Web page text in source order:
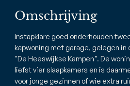
Omschrijving
Instapklare goed onderhouden
kapwoning met garage, gelegen
"De Heeswijkse Kampen". De
liefst vier slaapkamers en is
voor jonge gezinnen of wie extra